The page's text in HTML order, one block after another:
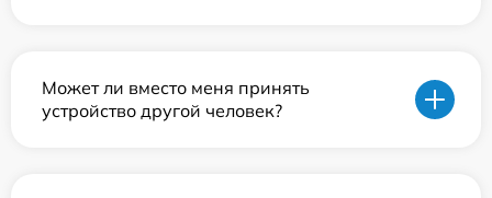
Может ли вместо меня принять
устройство другой человек?